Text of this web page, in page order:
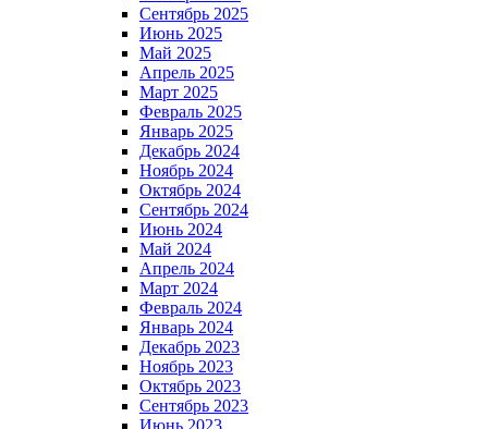
Сентябрь 2025
Июнь 2025
Май 2025
Апрель 2025
Март 2025
Февраль 2025
Январь 2025
Декабрь 2024
Ноябрь 2024
Октябрь 2024
Сентябрь 2024
Июнь 2024
Май 2024
Апрель 2024
Март 2024
Февраль 2024
Январь 2024
Декабрь 2023
Ноябрь 2023
Октябрь 2023
Сентябрь 2023
Июнь 2023